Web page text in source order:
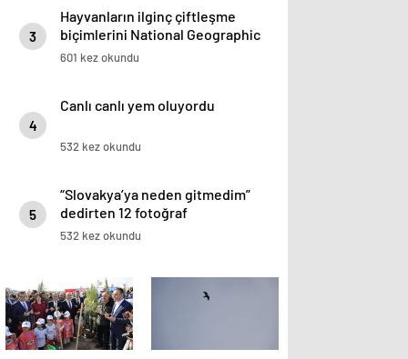
3
Hayvanların ilginç çiftleşme
biçimlerini National Geographic
görüntüledi.
601 kez okundu
4
Canlı canlı yem oluyordu
532 kez okundu
5
“Slovakya’ya neden gitmedim”
dedirten 12 fotoğraf
532 kez okundu